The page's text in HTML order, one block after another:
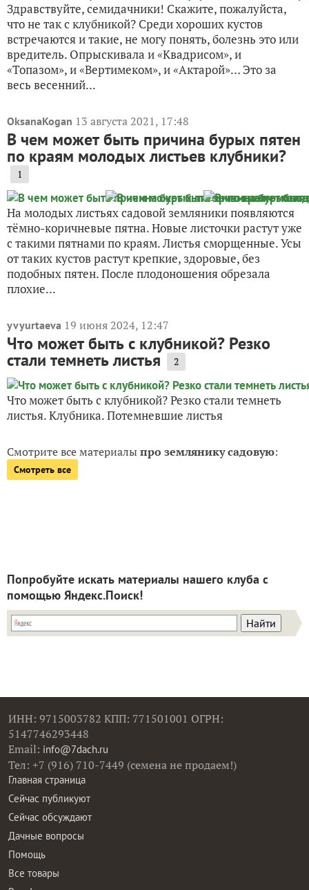
Здравствуйте, семидачники! Скажите, пожалуйста,
что не так с клубникой? Среди хороших кустов
встречаются и такие, не могу понять, болезнь это или
вредитель. Опрыскивала и «Квадрисом», и
«Топазом», и «Вертимеком», и «Актарой»… Это за
весь весенний...
OksanaKogan 13 августа 2021, 17:48
В чем может быть причина бурых пятен
по краям молодых листьев клубники?
1
На молодых листьях садовой земляники появляются
тёмно-коричневые пятна. Новые листочки растут уже
с такими пятнами по краям. Листья сморщенные. Усы
от таких кустов растут крепкие, здоровые, без
подобных пятен. После плодоношения обрезала
плохие...
yvyurtaeva 19 июня 2024, 12:47
Что может быть с клубникой? Резко
стали темнеть листья 2
Что может быть с клубникой? Резко стали темнеть
листья. Клубника. Потемневшие листья
Смотрите все материалыпро землянику садовую:
Смотреть все
Попробуйте искать материалы нашего клуба с
помощью Яндекс.Поиск!
ИНН: 9715003782 КПП: 771501001 ОГРН:
5147746293448
Email: info@7dach.ru
Тел: +7 (916) 710-7449 (семена не продаем!)
Главная страница
Сейчас публикуют
Сейчас обсуждают
Дачные вопросы
Помощь
Все товары